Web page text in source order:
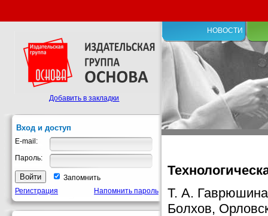
НОВОСТИ
Т. А.
Болхов,
Добавить в закладки
Вход и доступ
E-mail:
Пароль:
Запомнить
Регистрация
Напомнить пароль